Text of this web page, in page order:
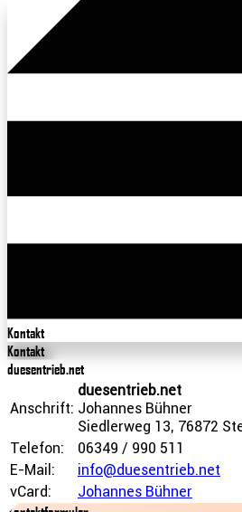
Kontakt
Kontakt
duesentrieb.net
Anschrift:
duesentrieb.net
Johannes Bühner
Siedlerweg 13, 76872
Telefon:
06349 / 990 511
E-Mail:
info@duesentrieb.net
vCard:
Johannes Bühner